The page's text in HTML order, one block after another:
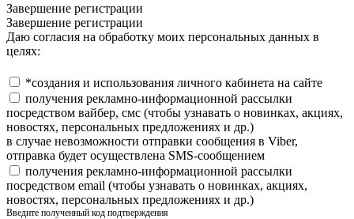
Завершение регистрации
Завершение регистрации
Даю согласия на обработку моих персональных данных в
целях:
*создания и использования личного кабинета на сайте
получения рекламно-информационной рассылки
посредством вайбер, смс (чтобы узнавать о новинках, акциях,
новостях, персональных предложениях и др.)
в случае невозможности отправки сообщения в Viber,
отправка будет осуществлена SMS-сообщением
получения рекламно-информационной рассылки
посредством email (чтобы узнавать о новинках, акциях,
новостях, персональных предложениях и др.)
Введите полученный код подтверждения